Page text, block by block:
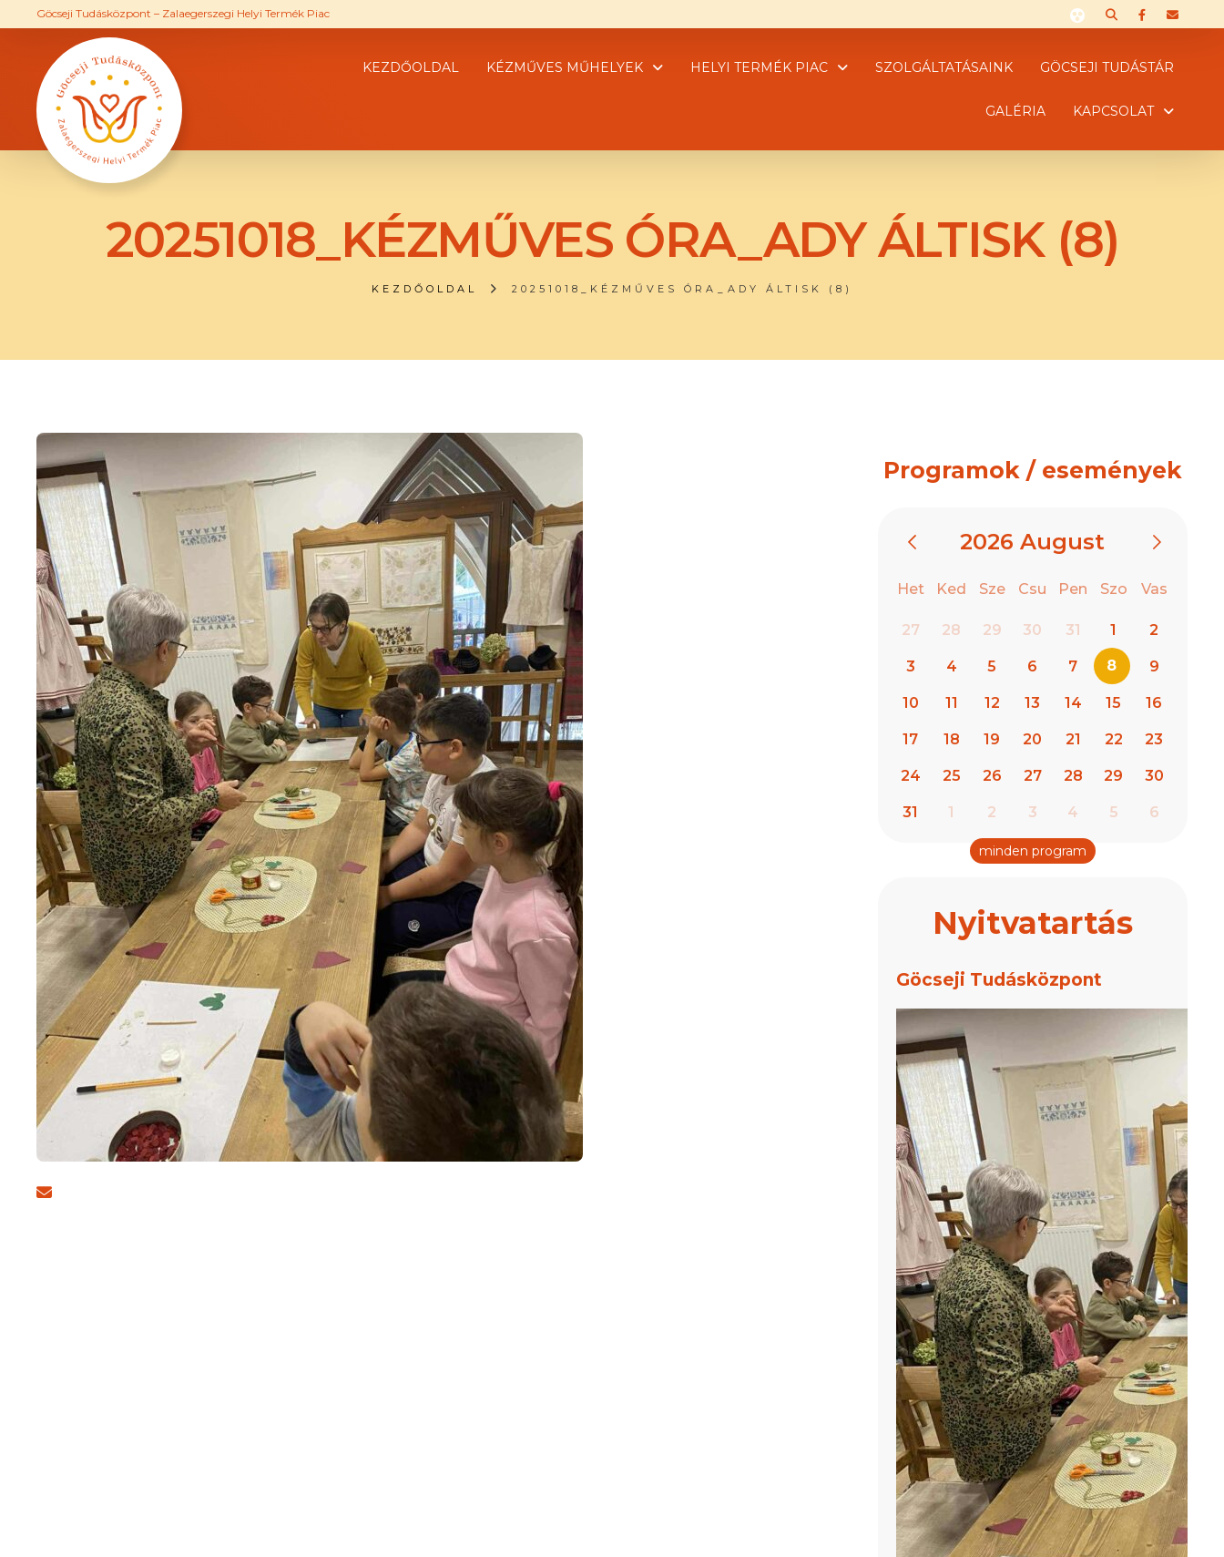
Göcseji Tudásközpont – Zalaegerszegi Helyi Termék Piac
KEZDŐOLDAL KÉZMŰVES MŰHELYEK HELYI TERMÉK PIAC SZOLGÁLTATÁSAINK GÖCSEJI TUDÁSTÁR
GALÉRIA KAPCSOLAT
20251018_KÉZMŰVES ÓRA_ADY ÁLTISK (8)
KEZDŐOLDAL 20251018_KÉZMŰVES ÓRA_ADY ÁLTISK (8)
Programok / események
2026 August
Het Ked Sze Csu Pen Szo Vas
27 28 29 30 31 1 2
3 4 5 6 7 8 9
10 11 12 13 14 15 16
17 18 19 20 21 22 23
24 25 26 27 28 29 30
31 1 2 3 4 5 6
minden program
Nyitvatartás
Göcseji Tudásközpont